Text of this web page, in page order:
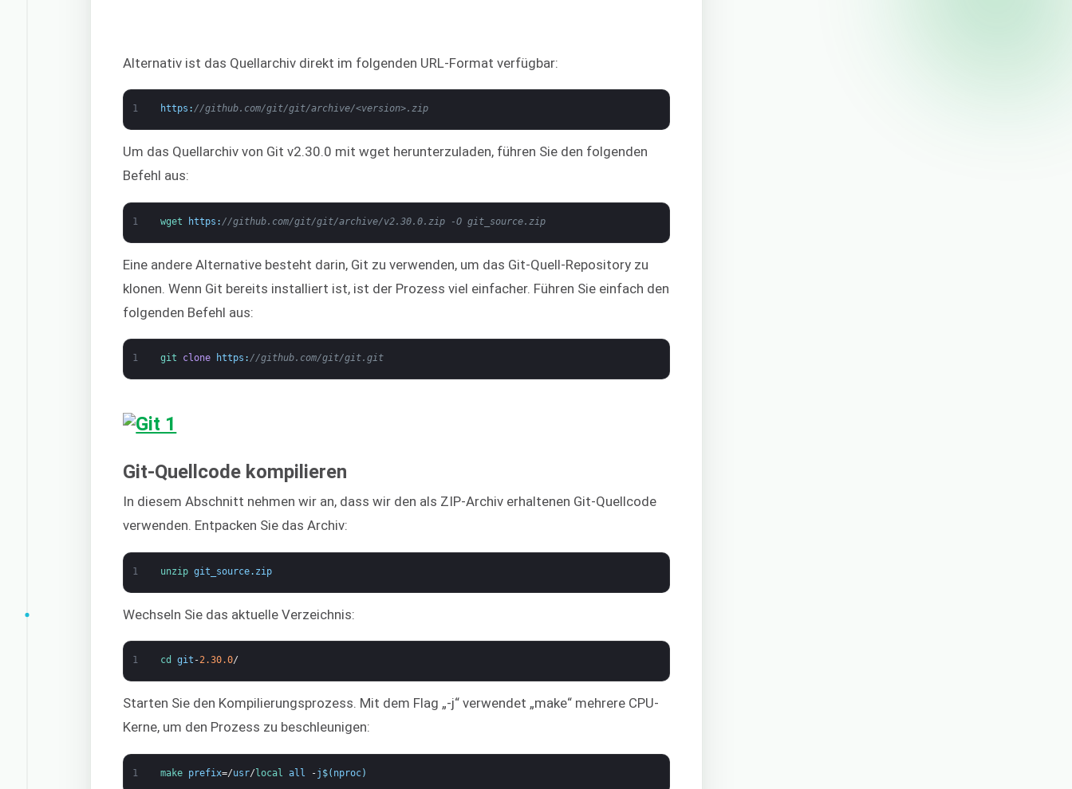
Alternativ ist das Quellarchiv direkt im folgenden URL-Format verfügbar:
1 https : //github.com/git/git/archive/<version>.zip
Um das Quellarchiv von Git v2.30.0 mit wget herunterzuladen, führen Sie den folgenden
Befehl aus:
1 wget https : //github.com/git/git/archive/v2.30.0.zip -O git_source.zip
Eine andere Alternative besteht darin, Git zu verwenden, um das Git-Quell-Repository zu
klonen. Wenn Git bereits installiert ist, ist der Prozess viel einfacher. Führen Sie einfach den
folgenden Befehl aus:
1 git clone https : //github.com/git/git.git
Git-Quellcode kompilieren
In diesem Abschnitt nehmen wir an, dass wir den als ZIP-Archiv erhaltenen Git-Quellcode
verwenden. Entpacken Sie das Archiv:
1 unzip git_source. zip
Wechseln Sie das aktuelle Verzeichnis:
1 cd git -2.30.0/
Starten Sie den Kompilierungsprozess. Mit dem Flag „-j“ verwendet „make“ mehrere CPU-
Kerne, um den Prozess zu beschleunigen:
1 make prefix=/usr/local all -j $( nproc)